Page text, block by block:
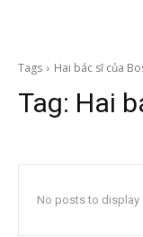
Tags Hai bác sĩ của
Tag: Hai
No posts to display